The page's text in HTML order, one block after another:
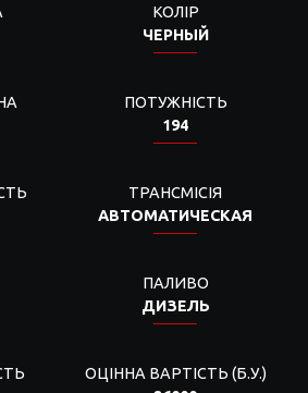
КОЛІР
ЧЕРНЫЙ
ПОТУЖНІСТЬ
194
ТРАНСМІСІЯ
АВТОМАТИЧЕСКАЯ
ПАЛИВО
ДИЗЕЛЬ
ОЦІННА ВАРТІСТЬ (Б.У.)